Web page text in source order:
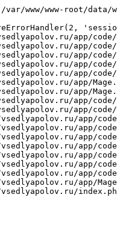
www/www-root/data/
app/
app/
app/
app/
app/
app/
app/
vsedlyapolov.ru/app/
app/
vsedlyapolov.ru/app/
vsedlyapolov.ru/app/
vsedlyapolov.ru/app/
vsedlyapolov.ru/app/
vsedlyapolov.ru/app/
vsedlyapolov.ru/app/
vsedlyapolov.ru/app/
app/
vsedlyapolov.ru/